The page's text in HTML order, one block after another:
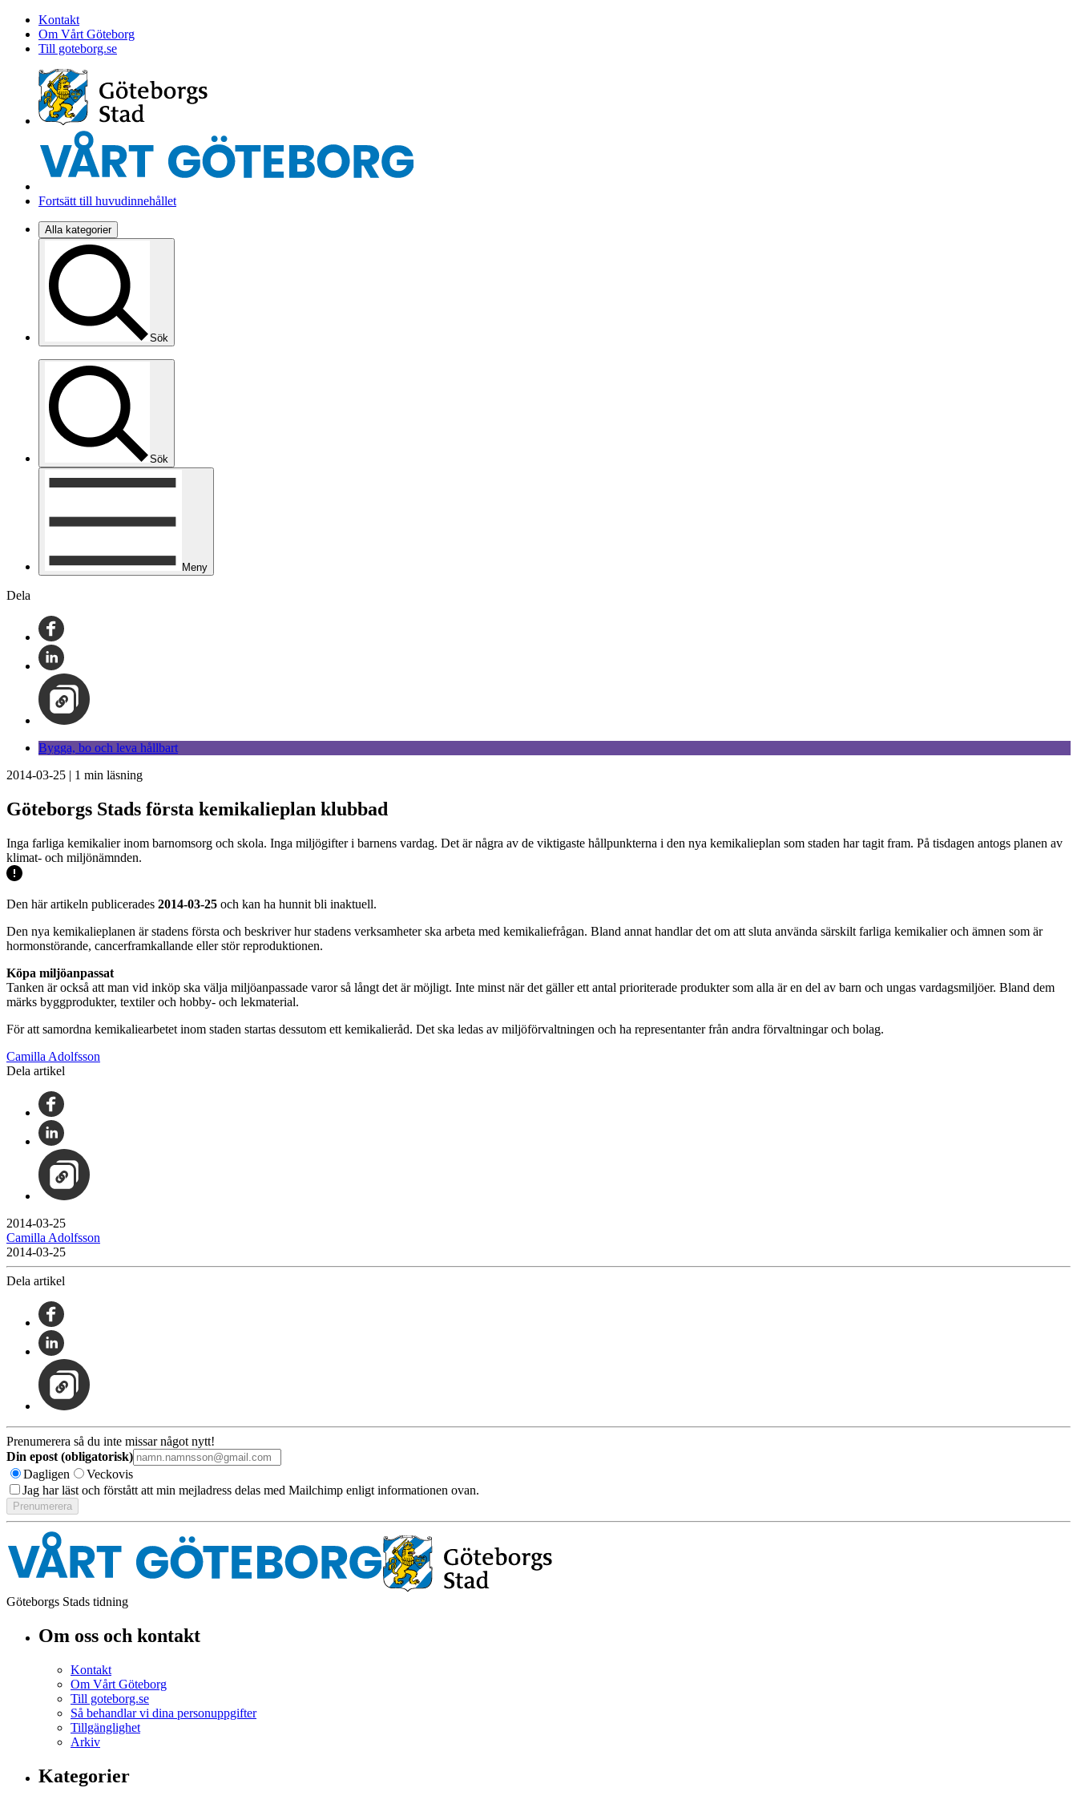
Kontakt
Om Vårt Göteborg
Till goteborg.se
Fortsätt till huvudinnehållet
Alla kategorier
Sök
Sök
Meny
Dela
Bygga, bo och leva hållbart
2014-03-25 | 1 min läsning
Göteborgs Stads första kemikalieplan klubbad
Inga farliga kemikalier inom barnomsorg och skola. Inga miljögifter i barnens vardag. Det är några av de viktigaste hållpunkterna i den nya kemikalieplan som staden har tagit fram. På tisdagen antogs planen av
klimat- och miljönämnden.
Den här artikeln publicerades 2014-03-25 och kan ha hunnit bli inaktuell.
Den nya kemikalieplanen är stadens första och beskriver hur stadens verksamheter ska arbeta med kemikaliefrågan. Bland annat handlar det om att sluta använda särskilt farliga kemikalier och ämnen som är
hormonstörande, cancerframkallande eller stör reproduktionen.
Köpa miljöanpassat
Tanken är också att man vid inköp ska välja miljöanpassade varor så långt det är möjligt. Inte minst när det gäller ett antal prioriterade produkter som alla är en del av barn och ungas vardagsmiljöer. Bland dem
märks byggprodukter, textiler och hobby- och lekmaterial.
För att samordna kemikaliearbetet inom staden startas dessutom ett kemikalieråd. Det ska ledas av miljöförvaltningen och ha representanter från andra förvaltningar och bolag.
Camilla Adolfsson
Dela artikel
2014-03-25
Camilla Adolfsson
2014-03-25
Dela artikel
Prenumerera så du inte missar något nytt!
Din epost (obligatorisk)
Dagligen
Veckovis
Jag har läst och förstått att min mejladress delas med Mailchimp enligt informationen ovan.
Göteborgs Stads tidning
Om oss och kontakt
Kontakt
Om Vårt Göteborg
Till goteborg.se
Så behandlar vi dina personuppgifter
Tillgänglighet
Arkiv
Kategorier